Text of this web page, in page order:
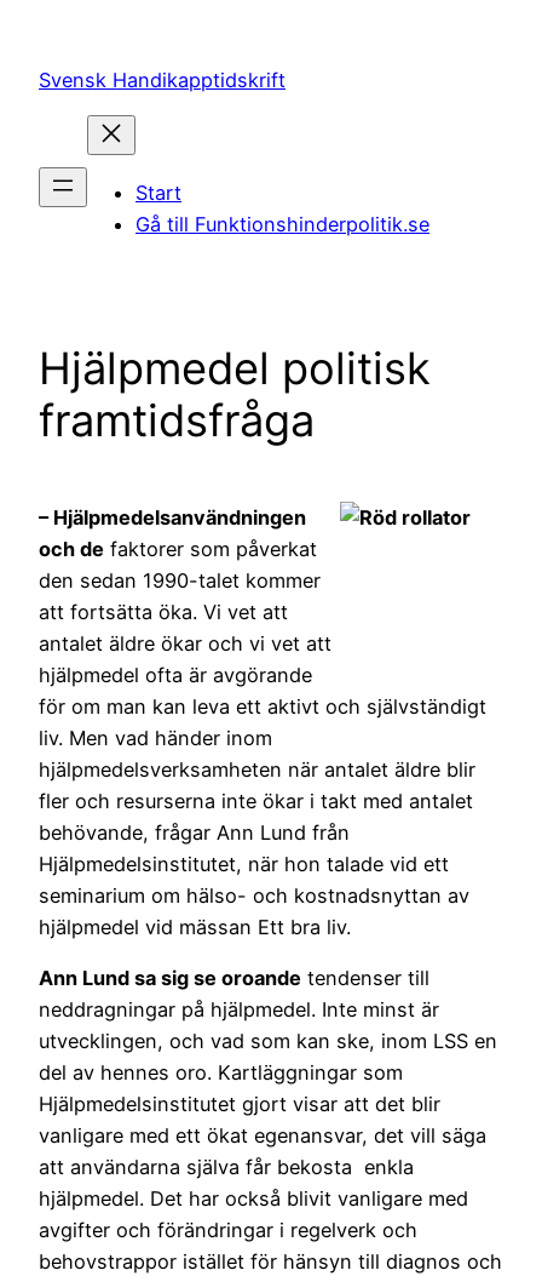
innehåll
Svensk Handikapptidskrift
Start
Gå till Funktionshinderpolitik.se
Hjälpmedel politisk
framtidsfråga
– Hjälpmedelsanvändningen
och de faktorer som påverkat
den sedan 1990-talet kommer
att fortsätta öka. Vi vet att
antalet äldre ökar och vi vet att
hjälpmedel ofta är avgörande
för om man kan leva ett aktivt och självständigt
liv. Men vad händer inom
hjälpmedelsverksamheten när antalet äldre blir
fler och resurserna inte ökar i takt med antalet
behövande, frågar Ann Lund från
Hjälpmedelsinstitutet, när hon talade vid ett
seminarium om hälso- och kostnadsnyttan av
hjälpmedel vid mässan Ett bra liv.
Ann Lund sa sig se oroande tendenser till
neddragningar på hjälpmedel. Inte minst är
utvecklingen, och vad som kan ske, inom LSS en
del av hennes oro. Kartläggningar som
Hjälpmedelsinstitutet gjort visar att det blir
vanligare med ett ökat egenansvar, det vill säga
att användarna själva får bekosta enkla
hjälpmedel. Det har också blivit vanligare med
avgifter och förändringar i regelverk och
behovstrappor istället för hänsyn till diagnos och